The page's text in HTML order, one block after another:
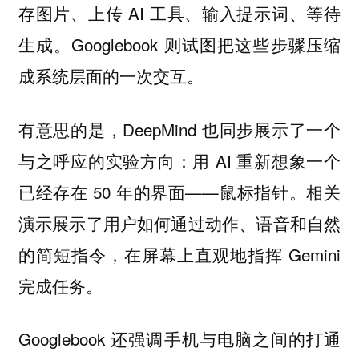
存图片、上传 AI 工具、输入提示词、等待
生成。Googlebook 则试图把这些步骤压缩
成系统层面的一次交互。
有意思的是，DeepMind 也同步展示了一个
与之呼应的实验方向：用 AI 重新想象一个
已经存在 50 年的界面——鼠标指针。相关
演示展示了用户如何通过动作、语音和自然
的简短指令，在屏幕上直观地指挥 Gemini
完成任务。
Googlebook 还强调手机与电脑之间的打通